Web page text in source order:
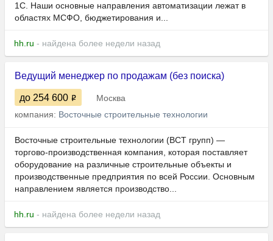
1С. Наши основные направления автоматизации лежат в
областях МСФО, бюджетирования и...
hh.ru - найдена более недели назад
Ведущий менеджер по продажам (без поиска)
до 254 600
Москва
компания: Восточные строительные технологии
Восточные строительные технологии (ВСТ групп) —
торгово-производственная компания, которая поставляет
оборудование на различные строительные объекты и
производственные предприятия по всей России. Основным
направлением является производство...
hh.ru - найдена более недели назад